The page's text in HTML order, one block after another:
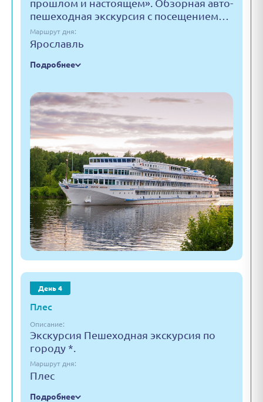
прошлом и настоящем». Обзорная авто-
пешеходная экскурсия с посещением…
Маршрут дня:
Ярославль
Подробнее
День 4
Плес
Описание:
Экскурсия Пешеходная экскурсия по
городу *.
Маршрут дня:
Плес
Подробнее